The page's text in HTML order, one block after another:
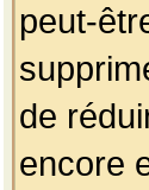
peut-
de
encore